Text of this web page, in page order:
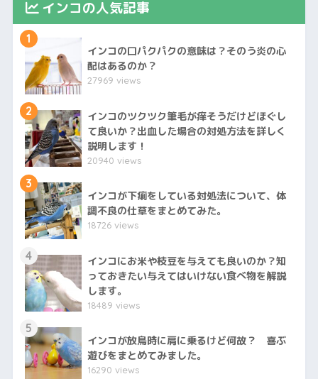
インコの人気記事
1
インコの口パクパクの意味は？そのう炎の心
配はあるのか？
27969 views
2
インコのツクツク筆毛が痒そうだけどほぐし
て良いか？出血した場合の対処方法を詳しく
説明します！
20940 views
3
インコが下痢をしている対処法について、体
調不良の仕草をまとめてみた。
18726 views
4
インコにお米や枝豆を与えても良いのか？知
っておきたい与えてはいけない食べ物を解説
します。
18489 views
5
インコが放鳥時に肩に乗るけど何故？ 喜ぶ
遊びをまとめてみました。
16290 views